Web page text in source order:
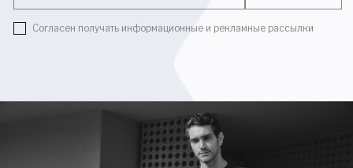
Согласен получать информационные и рекламные рассылки